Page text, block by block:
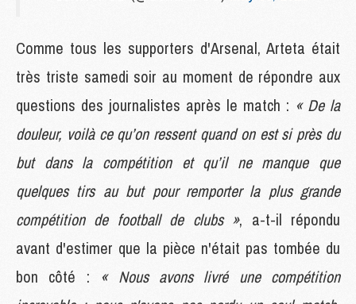
Comme tous les supporters d'Arsenal, Arteta était
très triste samedi soir au moment de répondre aux
questions des journalistes après le match : « De la
douleur, voilà ce qu’on ressent quand on est si près du
but dans la compétition et qu’il ne manque que
quelques tirs au but pour remporter la plus grande
compétition de football de clubs », a-t-il répondu
avant d'estimer que la pièce n'était pas tombée du
bon côté : « Nous avons livré une compétition